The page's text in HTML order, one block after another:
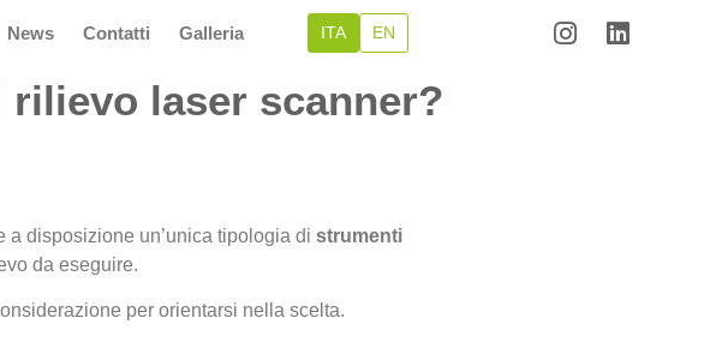
News Contatti Galleria ITA EN
laser scanner?
a disposizione un’unica tipologia di strumenti
da eseguire.
per orientarsi nella scelta.